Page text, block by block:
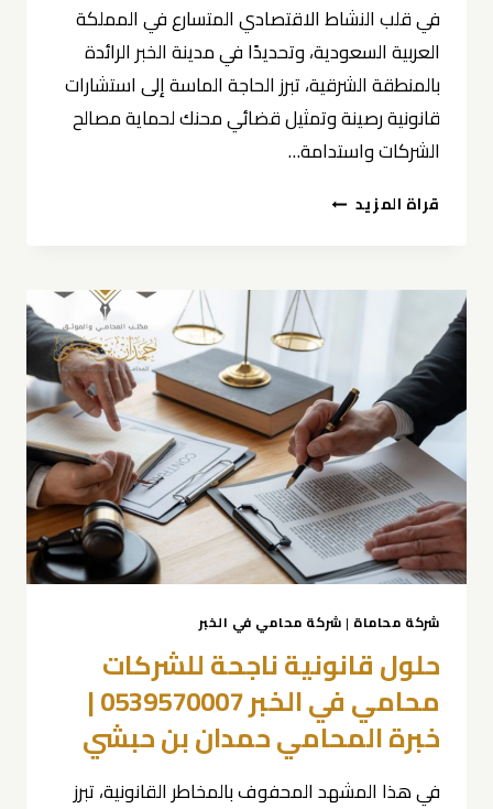
في قلب النشاط الاقتصادي المتسارع في المملكة
العربية السعودية، وتحديدًا في مدينة الخبر الرائدة
بالمنطقة الشرقية، تبرز الحاجة الماسة إلى استشارات
قانونية رصينة وتمثيل قضائي محنك لحماية مصالح
الشركات واستدامة…
قراة المزيد محامي
حمدان
حبشي
0539570007
شركة محاماة | شركة محامي في الخبر
حلول قانونية ناجحة للشركات
محامي في الخبر 0539570007 |
خبرة المحامي حمدان بن حبشي
في هذا المشهد المحفوف بالمخاطر القانونية، تبرز